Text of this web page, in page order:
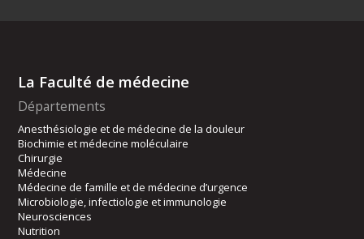
La Faculté de médecine
Départements
Anesthésiologie et de médecine de la douleur
Biochimie et médecine moléculaire
Chirurgie
Médecine
Médecine de famille et de médecine d’urgence
Microbiologie, infectiologie et immunologie
Neurosciences
Nutrition